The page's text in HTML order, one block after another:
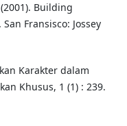
Building
Fransisco: Jossey
Karakter dalam
Khusus, 1 (1) : 239.